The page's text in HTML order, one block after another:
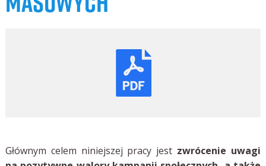
Głównym celem niniejszej pracy jest zwrócenie uwagi